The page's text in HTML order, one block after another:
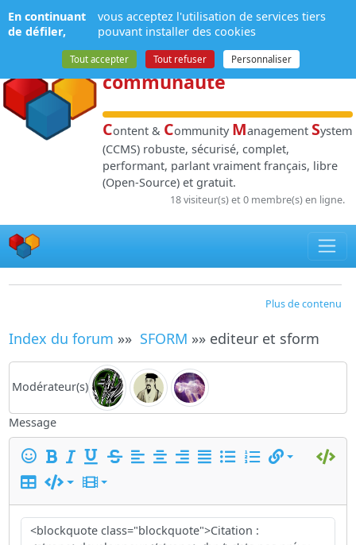
NPDS:Gestion de
contenuet de
communauté
Content & Community Management System
(CCMS) robuste, sécurisé, complet,
performant, parlant vraiment français, libre
(Open-Source) et gratuit.
18 visiteur(s) et 0 membre(s) en ligne.
Plus de contenu
Index du forum »» SFORM »» editeur et sform
Modérateur(s)
Message
Panneau de gestion des cookies
En continuant
de défiler,
vous acceptez l'utilisation de services tiers
pouvant installer des cookies
Tout accepter Tout refuser Personnaliser